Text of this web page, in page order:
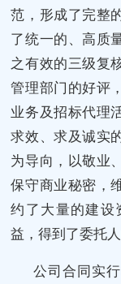
范，形成了完整
了统一的、高质
之有效的三级复
管理部门的好评
业务及招标代理
求效、求及诚实
为导向，以敬业
保守商业秘密，
约了大量的建设
益，得到了委托人
公司合同实